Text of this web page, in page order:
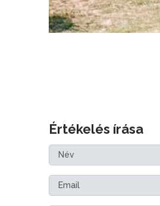
Értékelés írása